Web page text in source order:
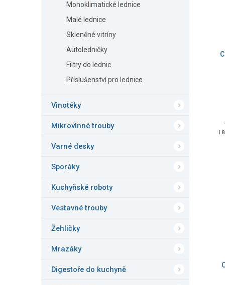
Monoklimatické lednice
Malé lednice
Skleněné vitríny
Autoledničky
Filtry do lednic
Příslušenství pro lednice
Vinotéky
Mikrovlnné trouby
Varné desky
Sporáky
Kuchyňské roboty
Vestavné trouby
Žehličky
Mrazáky
Digestoře do kuchyně